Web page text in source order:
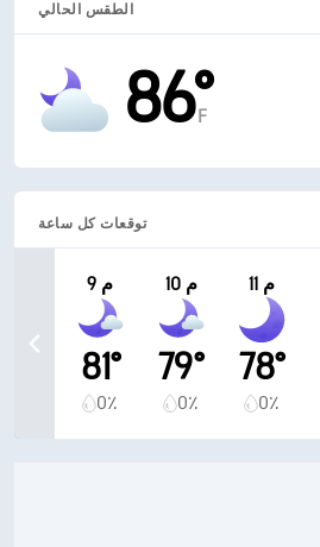
الطقس الحالي
86°
F
توقعات كل ساعة
9 م
81°
0٪
10 م
79°
0٪
11 م
78°
0٪